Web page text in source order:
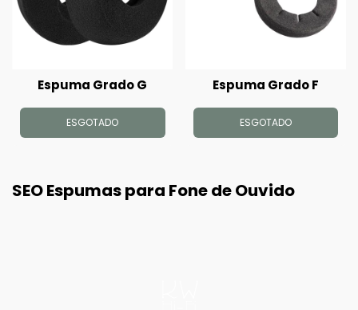
Espuma Grado G
ESGOTADO
Espuma Grado F
ESGOTADO
SEO Espumas para Fone de Ouvido